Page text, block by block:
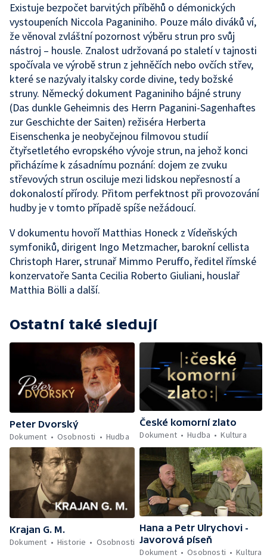
Existuje bezpočet barvitých příběhů o démonických
vystoupeních Niccola Paganiniho. Pouze málo diváků ví,
že věnoval zvláštní pozornost výběru strun pro svůj
nástroj – housle. Znalost udržovaná po staletí v tajnosti
spočívala ve výrobě strun z jehněčích nebo ovčích střev,
které se nazývaly italsky corde divine, tedy božské
struny. Německý dokument Paganiniho bájné struny
(Das dunkle Geheimnis des Herrn Paganini-Sagenhaftes
zur Geschichte der Saiten) režiséra Herberta
Eisenschenka je neobyčejnou filmovou studií
čtyřsetletého evropského vývoje strun, na jehož konci
přicházíme k zásadnímu poznání: dojem ze zvuku
střevových strun osciluje mezi lidskou nepřesností a
dokonalostí přírody. Přitom perfektnost při provozování
hudby je v tomto případě spíše nežádoucí.
V dokumentu hovoří Matthias Honeck z Vídeňských
symfoniků, dirigent Ingo Metzmacher, barokní cellista
Christoph Harer, strunař Mimmo Peruffo, ředitel římské
konzervatoře Santa Cecilia Roberto Giuliani, houslař
Matthia Bölli a další.
Ostatní také sledují
Peter Dvorský
Dokument
Osobnosti Hudba
České komorní zlato
Dokument
Hudba Kultura
Krajan G. M.
Dokument
Historie Osobnosti
Hana a Petr Ulrychovi -
Javorová píseň
Dokument
Osobnosti Kultura